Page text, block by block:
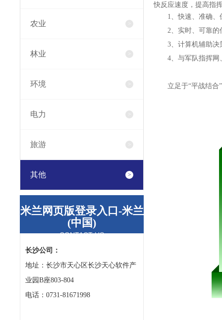
农业
林业
环境
电力
旅游
其他
米兰网页版登录入口-米兰
(中国)
CONTACT US
长沙公司：
地址：长沙市天心区长沙天心软件产
业园B座803-804
电话：0731-81671998
快反应速度，提高指
1、快速、准确、
2、 实时、可靠的
3、 计算机辅助决
4、 与军队指挥网
立足于“平战结合”